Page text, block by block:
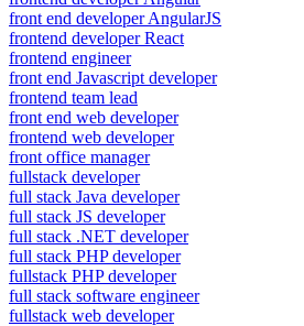
front end developer AngularJS
frontend developer React
frontend engineer
front end Javascript developer
frontend team lead
front end web developer
frontend web developer
front office manager
fullstack developer
full stack Java developer
full stack JS developer
full stack .NET developer
full stack PHP developer
fullstack PHP developer
full stack software engineer
fullstack web developer